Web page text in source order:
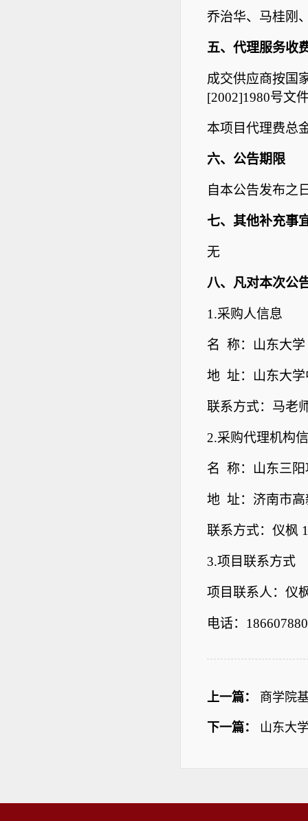
乔治华、马桂刚
五、代理服务收
成交供应商按国
[2002]1980号文
本项目代理费总
六、公告期限
自本公告发布之
七、其他补充事
无
八、凡对本次公
1.采购人信息
名 称：山东大学
地 址：山东大
联系方式：马老
2.采购代理机构
名 称：山东三
地 址：济南市高
联系方式：仪枫
3.项目联系方式
项目联系人：仪
电话：
上一篇： 商学院
下一篇： 山东大